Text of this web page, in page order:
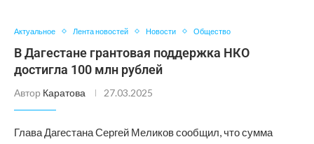
Актуальное Лента новостей Новости Общество
В Дагестане грантовая поддержка НКО
достигла 100 млн рублей
Автор Каратова 27.03.2025
Глава Дагестана Сергей Меликов сообщил, что сумма